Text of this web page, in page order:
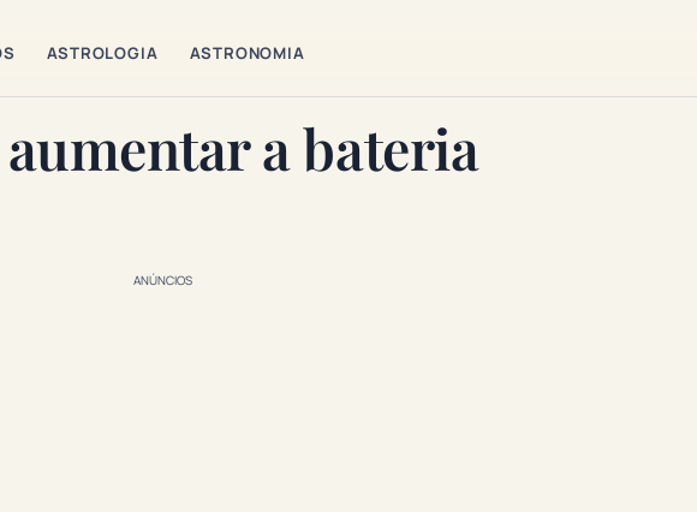
ASTROLOGIA ASTRONOMIA
a bateria
ANÚNCIOS